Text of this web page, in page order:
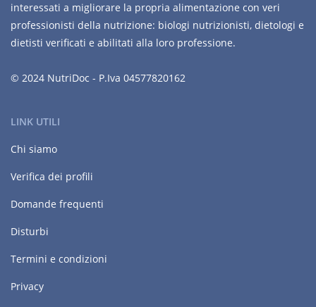
interessati a migliorare la propria alimentazione con veri
professionisti della nutrizione: biologi nutrizionisti, dietologi e
dietisti verificati e abilitati alla loro professione.
© 2024 NutriDoc - P.Iva 04577820162
LINK UTILI
Chi siamo
Verifica dei profili
Domande frequenti
Disturbi
Termini e condizioni
Privacy